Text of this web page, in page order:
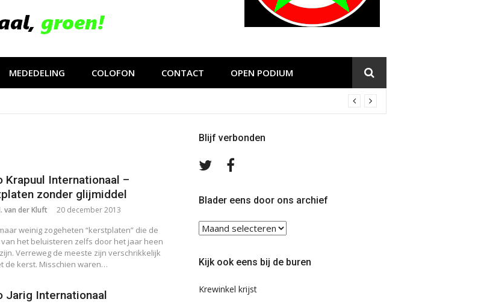
MEDEDELING COLOFON CONTACT OPEN PODIUM
Krapuul Internationaal –
zonder glijmiddel
van der Kluft 20 december 2013
weinig zogeheten “kerstplaten” die de
het beluisteren zelfs door het jaar heen
Verreweg de meeste zijn verschrikkelijk
de kerst. Misschien waren…
Jarig Internationaal
Blijf verbonden
Volg
TwitterFacebook
Blader eens door ons archief
Blader
eens
ons
Kijk ook eens bij de buren
Krewinkel krijst